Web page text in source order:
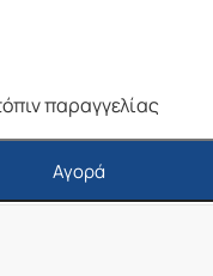
παραγγελίας
Αγορά